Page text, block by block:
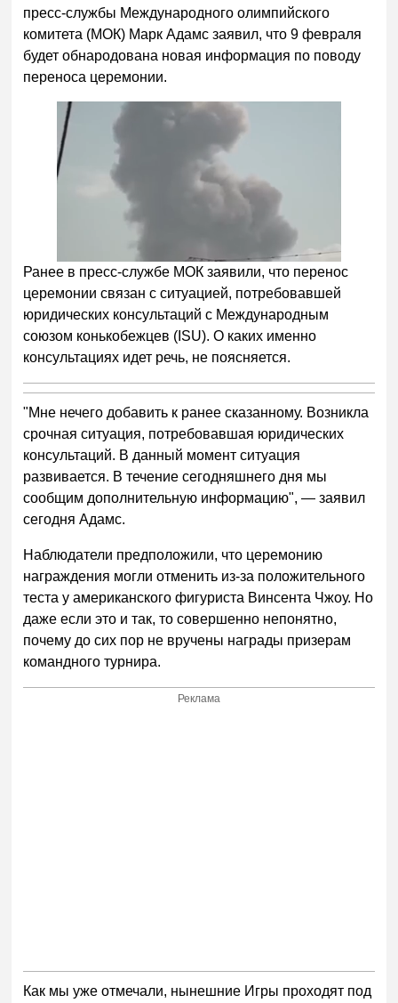
пресс-службы Международного олимпийского
комитета (МОК) Марк Адамс заявил, что 9 февраля
будет обнародована новая информация по поводу
переноса церемонии.
Ранее в пресс-службе МОК заявили, что перенос
церемонии связан с ситуацией, потребовавшей
юридических консультаций с Международным
союзом конькобежцев (ISU). О каких именно
консультациях идет речь, не поясняется.
"Мне нечего добавить к ранее сказанному. Возникла
срочная ситуация, потребовавшая юридических
консультаций. В данный момент ситуация
развивается. В течение сегодняшнего дня мы
сообщим дополнительную информацию", — заявил
сегодня Адамс.
Наблюдатели предположили, что церемонию
награждения могли отменить из-за положительного
теста у американского фигуриста Винсента Чжоу. Но
даже если это и так, то совершенно непонятно,
почему до сих пор не вручены награды призерам
командного турнира.
Реклама
Как мы уже отмечали, нынешние Игры проходят под